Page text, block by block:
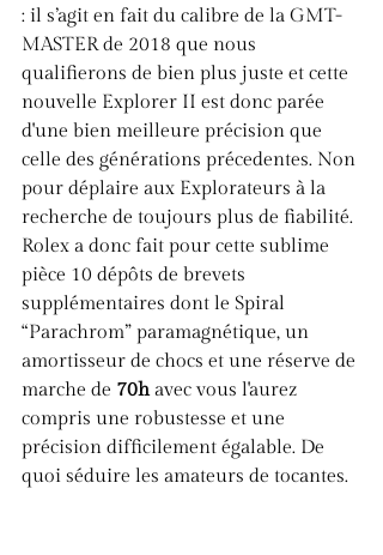
: il s’agit en fait du calibre de la GMT-
MASTER de 2018 que nous
qualifierons de bien plus juste et cette
nouvelle Explorer II est donc parée
d'une bien meilleure précision que
celle des générations précedentes. Non
pour déplaire aux Explorateurs à la
recherche de toujours plus de fiabilité.
Rolex a donc fait pour cette sublime
pièce 10 dépôts de brevets
supplémentaires dont le Spiral
“Parachrom” paramagnétique, un
amortisseur de chocs et une réserve de
marche de 70h avec vous l'aurez
compris une robustesse et une
précision difficilement égalable. De
quoi séduire les amateurs de tocantes.